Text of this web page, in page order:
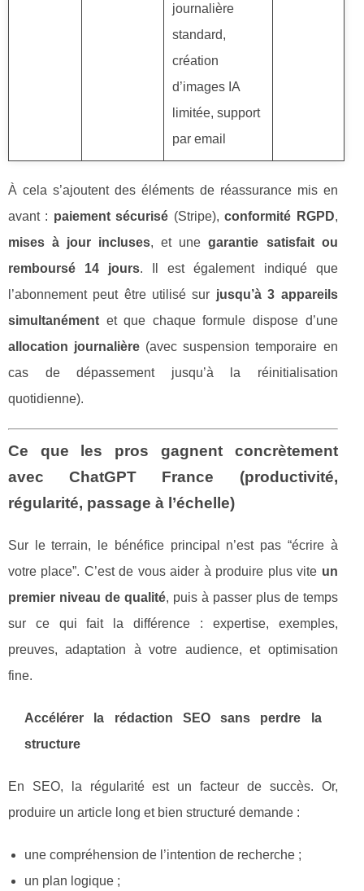
journalière
standard,
création
d’images IA
limitée, support
par email
À cela s’ajoutent des éléments de réassurance mis en
avant : paiement sécurisé (Stripe),conformité RGPD,
mises à jour incluses, et unegarantie satisfait ou
remboursé 14 jours. Il est également indiqué que
l’abonnement peut être utilisé sur jusqu’à 3 appareils
simultanément et que chaque formule dispose d’une
allocation journalière (avec suspension temporaire en
cas de dépassement jusqu’à la réinitialisation
quotidienne).
Ce que les pros gagnent concrètement
avec ChatGPT France (productivité,
régularité, passage à l’échelle)
Sur le terrain, le bénéfice principal n’est pas “écrire à
votre place”. C’est de vous aider à produire plus vite un
premier niveau de qualité, puis à passer plus de temps
sur ce qui fait la différence : expertise, exemples,
preuves, adaptation à votre audience, et optimisation
fine.
Accélérer la rédaction SEO sans perdre la
structure
En SEO, la régularité est un facteur de succès. Or,
produire un article long et bien structuré demande :
une compréhension de l’intention de recherche ;
un plan logique ;